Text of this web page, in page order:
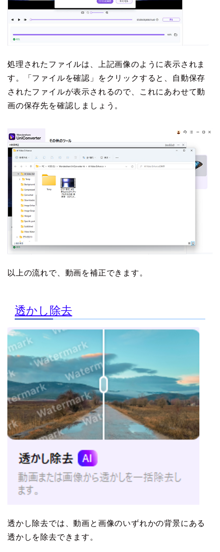
処理されたファイルは、上記画像のように表示されま
す。「ファイルを確認」をクリックすると、自動保存
されたファイルが表示されるので、これにあわせて動
画の保存先を確認しましょう。
以上の流れで、動画を補正できます。
透かし除去
透かし除去では、動画と画像のいずれかの背景にある
透かしを除去できます。